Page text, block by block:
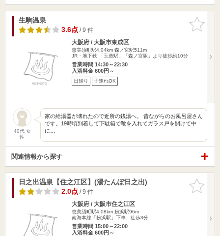
お気に入
りに追加
生駒温泉
3.6点/ 9 件
大阪府 / 大阪市東成区
恵美須町駅4.04km 森ノ宮駅511m
JR・地下鉄 「玉造駅」「森ノ宮駅」より徒歩約10分
営業時間 14:30～22:30
入浴料金 600円～
日帰り 子連れOK
40代 女
性
家の給湯器が壊れたので近所の銭湯へ。 昔ながらのお風呂屋さん
です。19時頃到着して下駄箱で靴を入れてガラス戸を開けて中
に…
関連情報から探す
お気に入
りに追加
日之出温泉【住之江区】(湯たんぽ日之出)
2.0点/ 9 件
大阪府 / 大阪市住之江区
恵美須町駅4.08km 粉浜駅96m
南海本線「粉浜駅」下車、徒歩3分
営業時間 15:00～22:00
入浴料金 600円～